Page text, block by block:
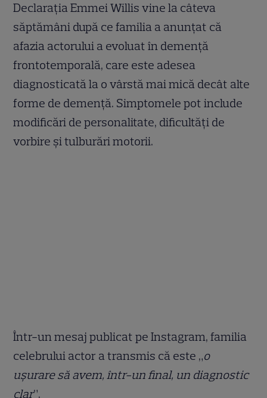
Declaraţia Emmei Willis vine la câteva
săptămâni după ce familia a anunţat că
afazia actorului a evoluat în demenţă
frontotemporală, care este adesea
diagnosticată la o vârstă mai mică decât alte
forme de demenţă. Simptomele pot include
modificări de personalitate, dificultăţi de
vorbire şi tulburări motorii.
Într-un mesaj publicat pe Instagram, familia
celebrului actor a transmis că este „o
ușurare să avem, într-un final, un diagnostic
clar”.